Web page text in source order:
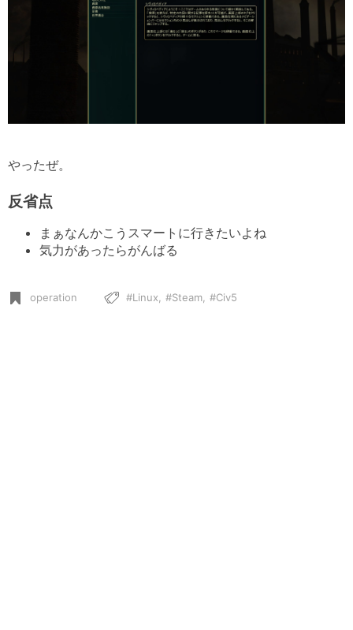
やったぜ。
反省点
まぁなんかこうスマートに行きたいよね
気力があったらがんばる
operation Linux Steam Civ5